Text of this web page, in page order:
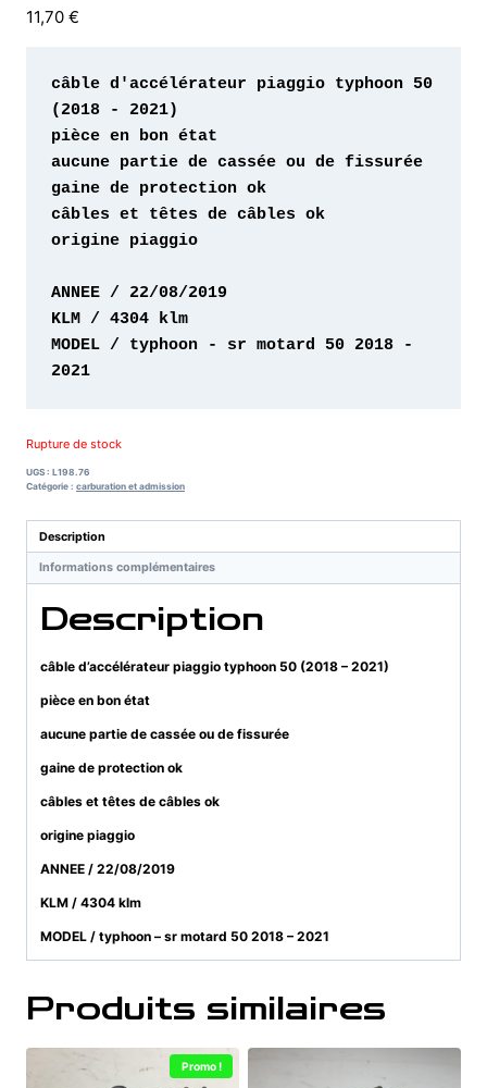
11,70 €
câble d'accélérateur piaggio typhoon 50
origine piaggio
MODEL / typhoon - sr motard 50 2018 -
2021
Rupture de stock
UGS : L198.76
Catégorie : carburation et admission
Description
Informations complémentaires
Description
câble d’accélérateur piaggio typhoon 50 (2018 – 2021)
pièce en bon état
aucune partie de cassée ou de fissurée
gaine de protection ok
câbles et têtes de câbles ok
origine piaggio
ANNEE / 22/08/2019
KLM / 4304 klm
MODEL / typhoon – sr motard 50 2018 – 2021
Produits similaires
Promo !